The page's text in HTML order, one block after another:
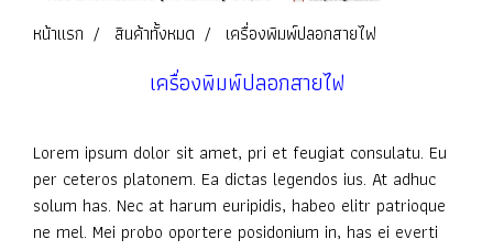
หน้าแรก สินค้าทั้งหมด เครื่องพิมพ์ปลอกสายไฟ
เครื่องพิมพ์ปลอกสายไฟ
Lorem ipsum dolor sit amet, pri et feugiat consulatu. Eu
per ceteros platonem. Ea dictas legendos ius. At adhuc
solum has. Nec at harum euripidis, habeo elitr patrioque
ne mel. Mei probo oportere posidonium in, has ei everti